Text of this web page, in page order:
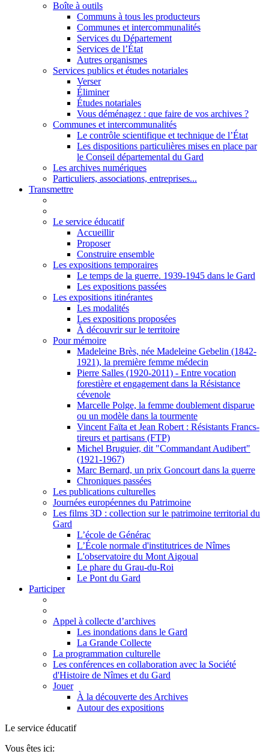
Boîte à outils
Communs à tous les producteurs
Communes et intercommunalités
Services du Département
Services de l’État
Autres organismes
Services publics et études notariales
Verser
Éliminer
Études notariales
Vous déménagez : que faire de vos archives ?
Communes et intercommunalités
Le contrôle scientifique et technique de l’État
Les dispositions particulières mises en place par
le Conseil départemental du Gard
Les archives numériques
Particuliers, associations, entreprises...
Transmettre
Le service éducatif
Accueillir
Proposer
Construire ensemble
Les expositions temporaires
Le temps de la guerre. 1939-1945 dans le Gard
Les expositions passées
Les expositions itinérantes
Les modalités
Les expositions proposées
À découvrir sur le territoire
Pour mémoire
Madeleine Brès, née Madeleine Gebelin (1842-
1921), la première femme médecin
Pierre Salles (1920-2011) - Entre vocation
forestière et engagement dans la Résistance
cévenole
Marcelle Polge, la femme doublement disparue
ou un modèle dans la tourmente
Vincent Faïta et Jean Robert : Résistants Francs-
tireurs et partisans (FTP)
Michel Bruguier, dit "Commandant Audibert"
(1921-1967)
Marc Bernard, un prix Goncourt dans la guerre
Chroniques passées
Les publications culturelles
Journées européennes du Patrimoine
Les films 3D : collection sur le patrimoine territorial du
Gard
L’école de Générac
L’École normale d'institutrices de Nîmes
L'observatoire du Mont Aigoual
Le phare du Grau-du-Roi
Le Pont du Gard
Participer
Appel à collecte d’archives
Les inondations dans le Gard
La Grande Collecte
La programmation culturelle
Les conférences en collaboration avec la Société
d'Histoire de Nîmes et du Gard
Jouer
À la découverte des Archives
Autour des expositions
Le service éducatif
Vous êtes ici: